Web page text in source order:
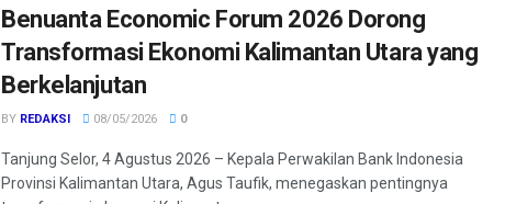
Benuanta Economic Forum 2026 Dorong
Transformasi Ekonomi Kalimantan Utara yang
Berkelanjutan
BY REDAKSI 08/05/2026 0
Tanjung Selor, 4 Agustus 2026 – Kepala Perwakilan Bank Indonesia
Provinsi Kalimantan Utara, Agus Taufik, menegaskan pentingnya